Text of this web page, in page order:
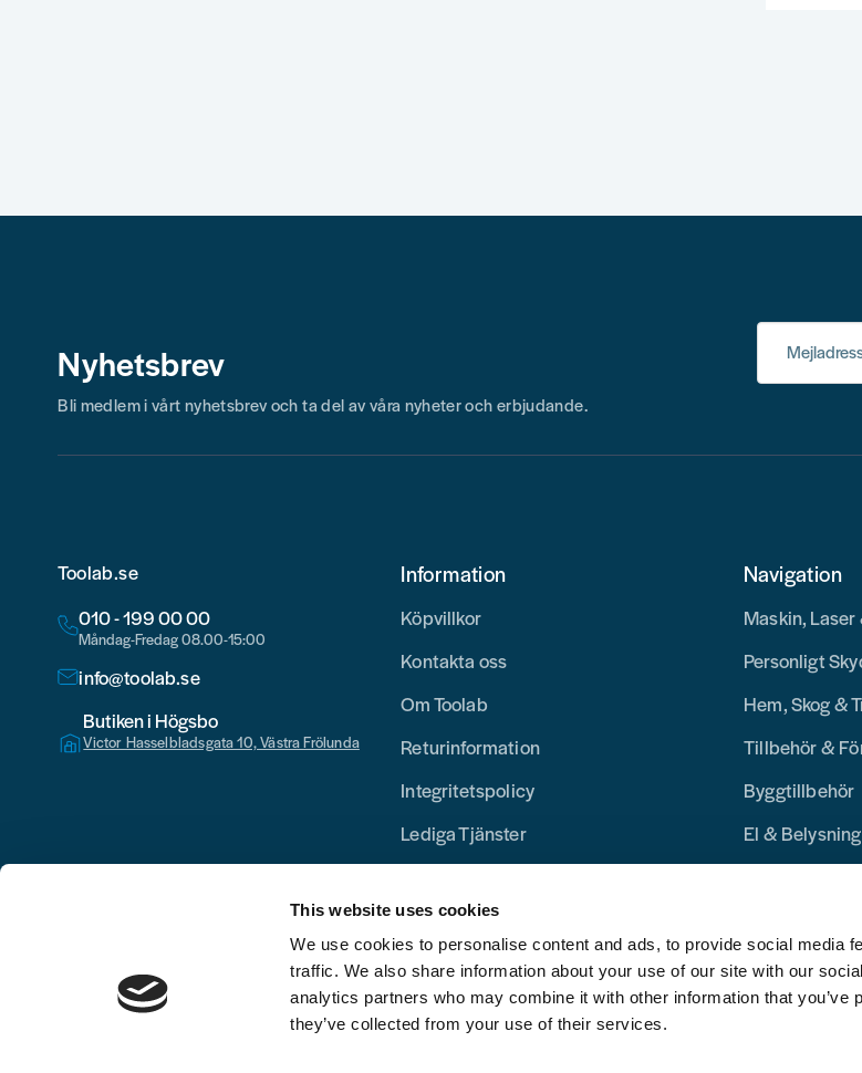
This website uses cookies
We use cookies to personalise content and ads, to provide social media
traffic. We also share information about your use of our site with our
analytics partners who may combine it with other information that you’ve
they’ve collected from your use of their services.
Nyhetsbrev
Bli medlem i vårt nyhetsbrev och ta del av våra nyheter och erbjudande.
Toolab.se
010 - 199 00 00
Måndag-Fredag 08.00-15:00
info@toolab.se
Butiken i Högsbo
Victor Hasselbladsgata 10, Västra Frölunda
Information
Köpvillkor
Kontakta oss
Om Toolab
Returinformation
Integritetspolicy
Lediga Tjänster
Navigation
Maskin,
Personligt
Hem, Skog &
Tillbehör &
Byggtillbehör
El & Belysning